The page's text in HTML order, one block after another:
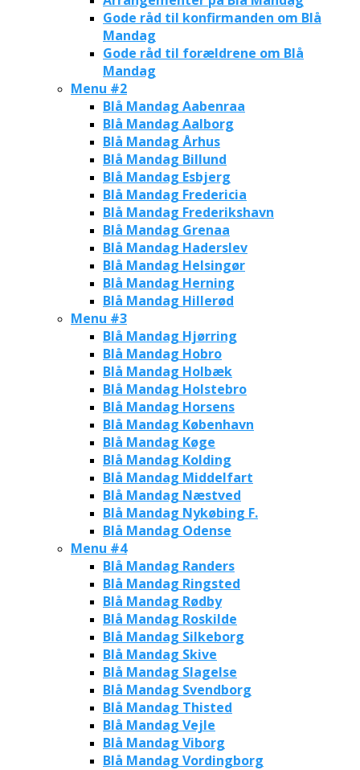
Gode råd til konfirmanden om Blå
Mandag
Gode råd til forældrene om Blå
Mandag
Menu #2
Blå Mandag Aabenraa
Blå Mandag Aalborg
Blå Mandag Århus
Blå Mandag Billund
Blå Mandag Esbjerg
Blå Mandag Fredericia
Blå Mandag Frederikshavn
Blå Mandag Grenaa
Blå Mandag Haderslev
Blå Mandag Helsingør
Blå Mandag Herning
Blå Mandag Hillerød
Menu #3
Blå Mandag Hjørring
Blå Mandag Hobro
Blå Mandag Holbæk
Blå Mandag Holstebro
Blå Mandag Horsens
Blå Mandag København
Blå Mandag Køge
Blå Mandag Kolding
Blå Mandag Middelfart
Blå Mandag Næstved
Blå Mandag Nykøbing F.
Blå Mandag Odense
Menu #4
Blå Mandag Randers
Blå Mandag Ringsted
Blå Mandag Rødby
Blå Mandag Roskilde
Blå Mandag Silkeborg
Blå Mandag Skive
Blå Mandag Slagelse
Blå Mandag Svendborg
Blå Mandag Thisted
Blå Mandag Vejle
Blå Mandag Viborg
Blå Mandag Vordingborg